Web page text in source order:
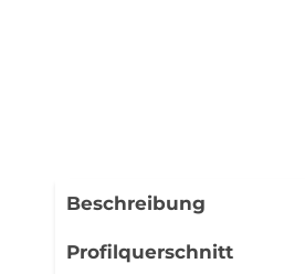
Beschreibung
Profilquerschnitt